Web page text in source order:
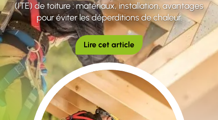
(ITE) de toiture : matériaux, installation, avantages
pour éviter les déperditions de chaleur.
Lire cet article